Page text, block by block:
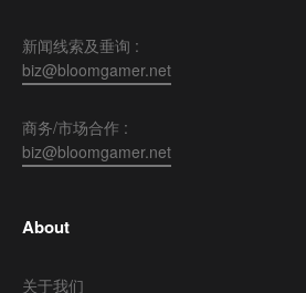
新闻线索及垂询 :
biz@bloomgamer.net
商务/市场合作 :
biz@bloomgamer.net
About
关于我们